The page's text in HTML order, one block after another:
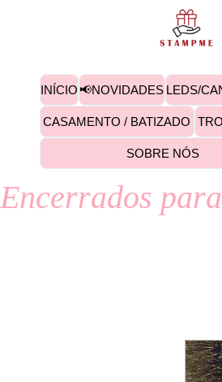
INÍCIO 📢NOVIDADES LEDS/
CASAMENTO / BATIZADO
SOBRE NÓS
Encerrados